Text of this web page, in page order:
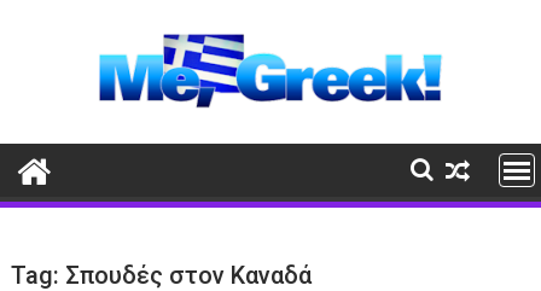
Tag: Σπουδές στον Καναδά